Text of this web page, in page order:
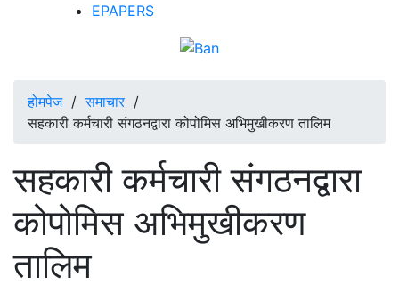
EPAPERS
होमपेज/समाचार/
सहकारी कर्मचारी संगठनद्वारा कोपोमिस अभिमुखीकरण तालिम
सहकारी कर्मचारी संगठनद्वारा
कोपोमिस अभिमुखीकरण
तालिम